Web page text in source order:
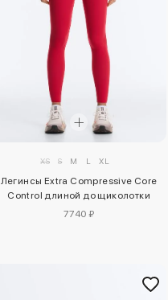
XS S M L XL
Легинсы Extra Compressive Core
Control длиной до щиколотки
7740 ₽